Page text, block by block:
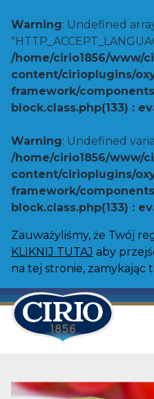
Warning: Undefined
/home/cirio1856/www/
content/cirioplugins/
framework/
block.class.php(133) :
Warning: Undefined
/home/cirio1856/www/
content/cirioplugins/
framework/
block.class.php(133) :
Zauważyliśmy, że Twój
KLIKNIJ TUTAJ aby
na tej stronie, zamykając